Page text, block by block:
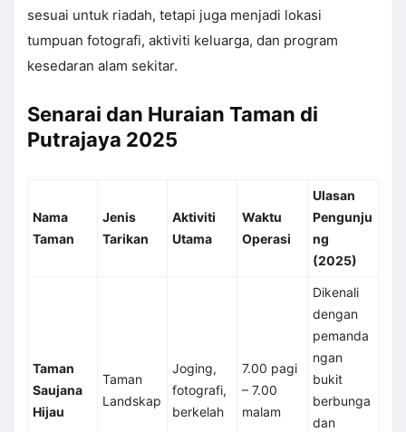
sesuai untuk riadah, tetapi juga menjadi lokasi
tumpuan fotografi, aktiviti keluarga, dan program
kesedaran alam sekitar.
Senarai dan Huraian Taman di
Putrajaya 2025
Nama
Taman
Jenis
Tarikan
Aktiviti
Utama
Waktu
Operasi
Ulasan
Pengunju
ng
(2025)
Taman
Saujana
Hijau
Taman
Landskap
Joging,
fotografi,
berkelah
7.00 pagi
– 7.00
malam
Dikenali
dengan
pemanda
ngan
bukit
berbunga
dan